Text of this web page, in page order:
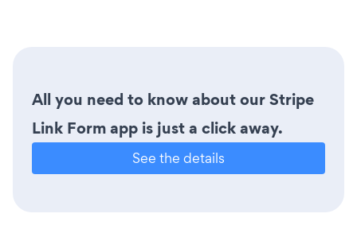
All you need to know about our Stripe
Link Form app is just a click away.
See the details